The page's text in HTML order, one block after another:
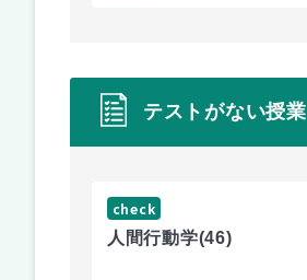
テストがない授業
check
人間行動学(46)